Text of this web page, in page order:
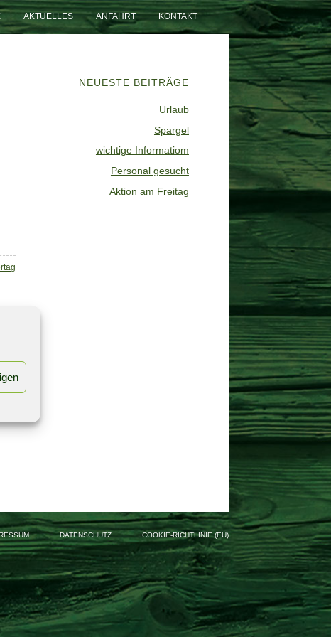
AKTUELLES ANFAHRT KONTAKT
NEUESTE BEITRÄGE
Urlaub
Spargel
wichtige Informatiom
Personal gesucht
Aktion am Freitag
DATENSCHUTZ COOKIE-RICHTLINIE (EU)